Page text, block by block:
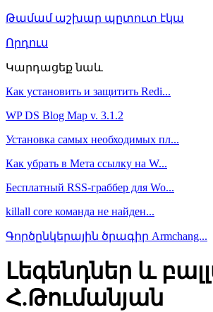
Թամամ աշխար պըտուտ էկա
Որդուս
Կարդացեք նաև
Как установить и защитить Redi...
WP DS Blog Map v. 3.1.2
Установка самых необходимых пл...
Как убрать в Мета ссылку на W...
Бесплатный RSS-граббер для Wo...
killall core команда не найден...
Գործընկերային ծրագիր Armchang...
Լեգենդներ և
Հ.Թումանյան